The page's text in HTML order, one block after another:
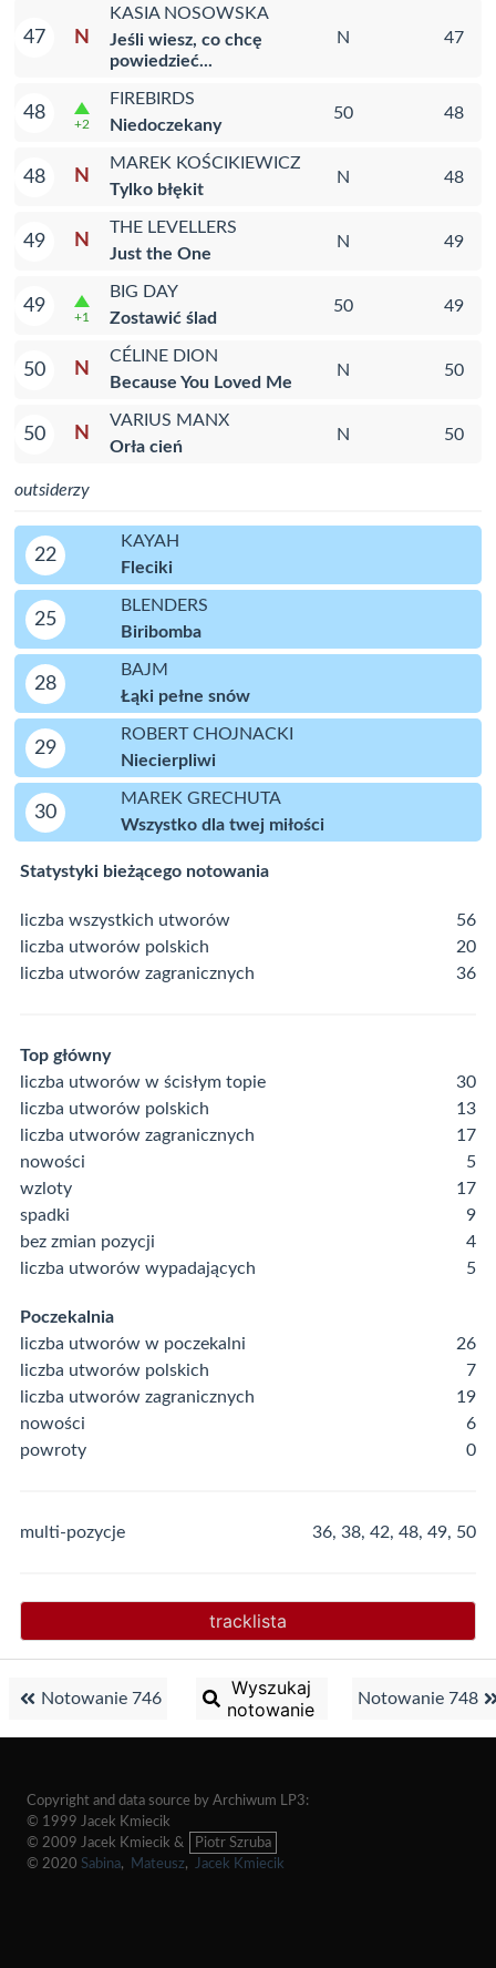
47 N
KASIA NOSOWSKA
Jeśli wiesz, co chcę
powiedzieć...
N 47
48
+2
FIREBIRDS
Niedoczekany
50 48
48 N
MAREK KOŚCIKIEWICZ
Tylko błękit
N 48
49 N
THE LEVELLERS
Just the One
N 49
49
+1
BIG DAY
Zostawić ślad
50 49
50 N
CÉLINE DION
Because You Loved Me
N 50
50 N
VARIUS MANX
Orła cień
N 50
outsiderzy
22
KAYAH
Fleciki
25
BLENDERS
Biribomba
28
BAJM
Łąki pełne snów
29
ROBERT CHOJNACKI
Niecierpliwi
30
MAREK GRECHUTA
Wszystko dla twej miłości
Statystyki bieżącego notowania
liczba wszystkich utworów
56
liczba utworów polskich
20
liczba utworów zagranicznych
36
Top główny
liczba utworów w ścisłym topie
30
liczba utworów polskich
13
liczba utworów zagranicznych
17
nowości
5
wzloty
17
spadki
9
bez zmian pozycji
4
liczba utworów wypadających
5
Poczekalnia
liczba utworów w poczekalni
26
liczba utworów polskich
7
liczba utworów zagranicznych
19
nowości
6
powroty
0
multi-pozycje 36, 38, 42, 48, 49, 50
tracklista
Notowanie 746
Wyszukaj
notowanie
Notowanie 748
Copyright and data source by Archiwum LP3:
© 1999 Jacek Kmiecik
© 2009 Jacek Kmiecik &
Piotr Szruba
© 2020 Sabina, Mateusz, Jacek Kmiecik